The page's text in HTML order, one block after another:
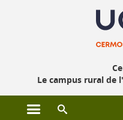
Le campus rural de
Ouvrir le menu principal